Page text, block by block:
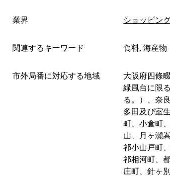
業界 ショッピン
関連するキーワード 食料, 海産物
市外局番に対応する地域
大阪府四條
緑風台に限
る。）、奈
多田及び室
町、小倉町
山、月ヶ瀬
祁小山戸町
祁相河町、
庄町、針ヶ